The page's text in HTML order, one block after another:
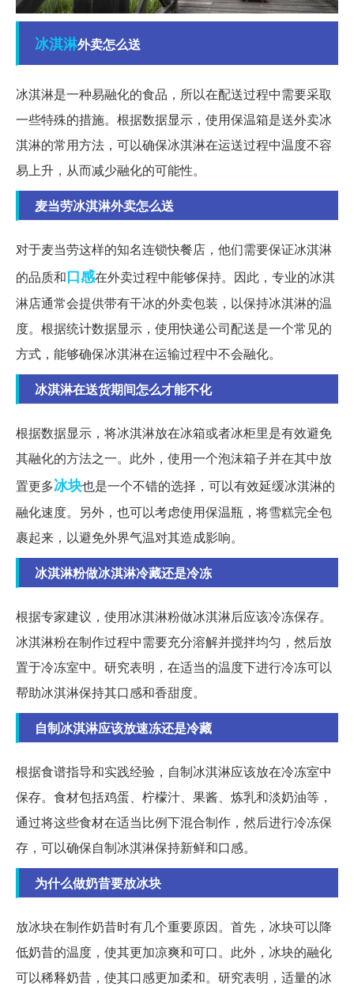
冰淇淋外卖怎么送
冰淇淋是一种易融化的食品，所以在配送过程中需要采取
一些特殊的措施。根据数据显示，使用保温箱是送外卖冰
淇淋的常用方法，可以确保冰淇淋在运送过程中温度不容
易上升，从而减少融化的可能性。
麦当劳冰淇淋外卖怎么送
对于麦当劳这样的知名连锁快餐店，他们需要保证冰淇淋
的品质和口感在外卖过程中能够保持。因此，专业的冰淇
淋店通常会提供带有干冰的外卖包装，以保持冰淇淋的温
度。根据统计数据显示，使用快递公司配送是一个常见的
方式，能够确保冰淇淋在运输过程中不会融化。
冰淇淋在送货期间怎么才能不化
根据数据显示，将冰淇淋放在冰箱或者冰柜里是有效避免
其融化的方法之一。此外，使用一个泡沫箱子并在其中放
置更多冰块也是一个不错的选择，可以有效延缓冰淇淋的
融化速度。另外，也可以考虑使用保温瓶，将雪糕完全包
裹起来，以避免外界气温对其造成影响。
冰淇淋粉做冰淇淋冷藏还是冷冻
根据专家建议，使用冰淇淋粉做冰淇淋后应该冷冻保存。
冰淇淋粉在制作过程中需要充分溶解并搅拌均匀，然后放
置于冷冻室中。研究表明，在适当的温度下进行冷冻可以
帮助冰淇淋保持其口感和香甜度。
自制冰淇淋应该放速冻还是冷藏
根据食谱指导和实践经验，自制冰淇淋应该放在冷冻室中
保存。食材包括鸡蛋、柠檬汁、果酱、炼乳和淡奶油等，
通过将这些食材在适当比例下混合制作，然后进行冷冻保
存，可以确保自制冰淇淋保持新鲜和口感。
为什么做奶昔要放冰块
放冰块在制作奶昔时有几个重要原因。首先，冰块可以降
低奶昔的温度，使其更加凉爽和可口。此外，冰块的融化
可以稀释奶昔，使其口感更加柔和。研究表明，适量的冰